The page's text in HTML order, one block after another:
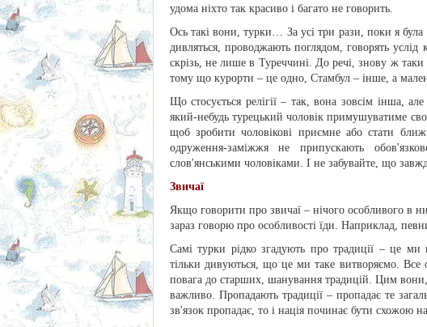
удома ніхто так красиво і багато не говорить.
Ось такі вони, турки… За усі три рази, поки я
дивляться, проводжають поглядом, говорять
скрізь, не лише в Туреччині. До речі, знову ж
тому що курорти – це одно, Стамбул – інше, а
Що стосується релігії – так, вона зовсім інша,
який-небудь турецький чоловік примушуватиме
щоб зробити чоловікові приємне або стати
одруження-заміжжя не припускають
слов'янськими чоловіками. І не забувайте, що
Звичаї
Якщо говорити про звичаї – нічого особливого в
зараз говорю про особливості їди. Наприклад,
Самі турки рідко згадують про традиції – це
тільки дивуються, що це ми таке витворяємо.
повага до старших, шанування традицій. Цим вони,
важливо. Пропадають традиції – пропадає те
зв'язок пропадає, то і нація починає бути схожою